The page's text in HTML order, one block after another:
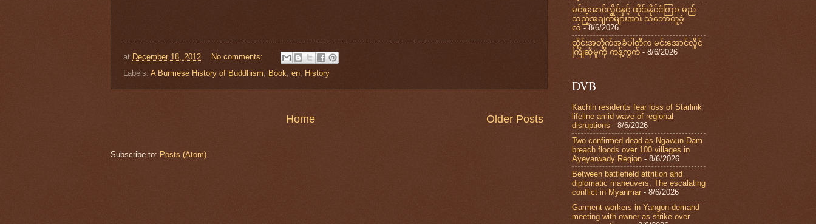
at December 18, 2012
No comments:
Labels: A Burmese History of Buddhism Book en History
Older Posts
Home
Subscribe to: Posts (Atom)
မင်းအောင်လှိုင်နှင့် ထိုင်းနိုင်ငံကြား မည်
သည့်အချက်များအား သဘောတူခဲ့
လဲ - 8/6/2026
ထိုင်းအတိုက်အခံပါတီက မင်းအောင်လှိုင်
ကြိုဆိုမှုကို ကန့်ကွက် - 8/6/2026
DVB
Kachin residents fear loss of Starlink
lifeline amid wave of regional
disruptions - 8/6/2026
Two confirmed dead as Ngawun Dam
breach floods over 100 villages in
Ayeyarwady Region - 8/6/2026
Between battlefield attrition and
diplomatic maneuvers: The escalating
conflict in Myanmar - 8/6/2026
Garment workers in Yangon demand
meeting with owner as strike over